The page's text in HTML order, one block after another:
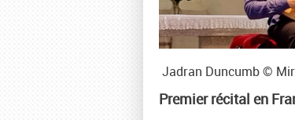
Jadran Duncumb ©
Premier récital en